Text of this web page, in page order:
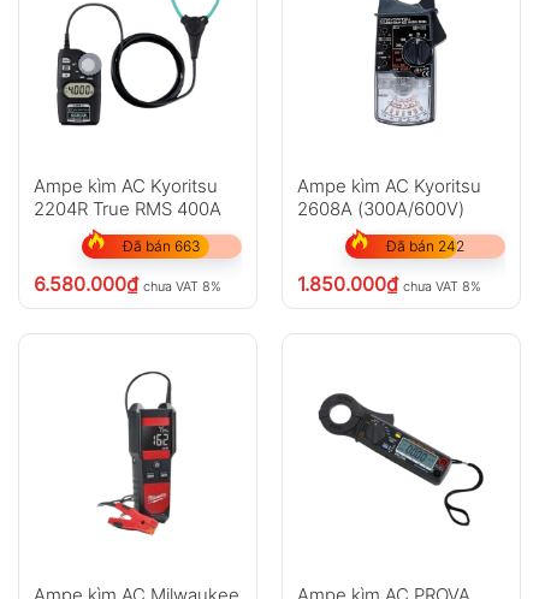
Ampe kìm AC Kyoritsu
2204R True RMS 400A
Đã bán 663
6.580.000₫ chưa VAT 8%
Ampe kìm AC Kyoritsu
2608A (300A/600V)
Đã bán 242
1.850.000₫ chưa VAT 8%
Ampe kìm AC Milwaukee Ampe kìm AC PROVA